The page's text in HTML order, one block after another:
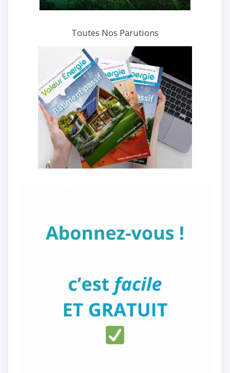
Toutes Nos Parutions